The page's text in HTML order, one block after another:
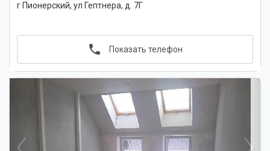
г Пионерский, ул Гептнера, д. 7Г
Показать телефон